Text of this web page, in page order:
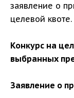
заявление о
целевой квоте.
Конкурс на
выбранных
Заявление о